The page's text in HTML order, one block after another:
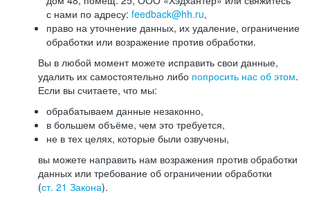
с нами по адресу: feedback@hh.ru,
право на уточнение данных, их удаление, ограничение
обработки или возражение против обработки.
Вы в любой момент можете исправить свои данные,
удалить их самостоятельно либо попросить нас об этом.
Если вы считаете, что мы:
обрабатываем данные незаконно,
в большем объёме, чем это требуется,
не в тех целях, которые были озвучены,
вы можете направить нам возражения против обработки
данных или требование об ограничении обработки
(ст. 21 Закона).